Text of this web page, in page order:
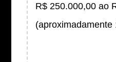
R$ 250.000,00 ao
(aproximadamente